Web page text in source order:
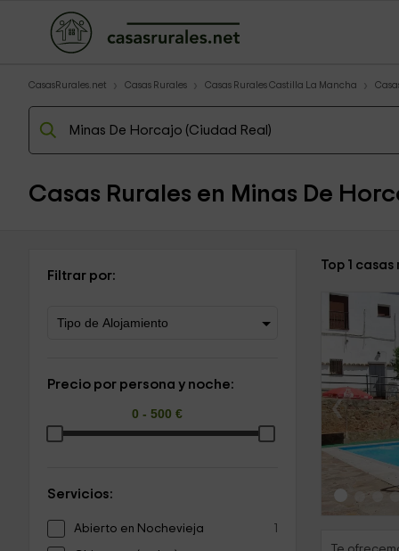
CasasRurales.net Casas Rurales Casas Rurales Castilla La Mancha
Casas Rurales en Minas De
Filtrar por:
Precio por persona y noche:
Servicios:
Abierto en Nochevieja 1
Top 1
‹